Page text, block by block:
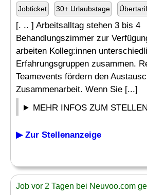
Jobticket 30+ Urlaubstage
[. .. ] Arbeitsalltag stehen 3 bis 4
Behandlungszimmer zur
arbeiten Kolleg:innen
Erfahrungsgruppen zusammen.
Teamevents fördern den
Zusammenarbeit. Wenn Sie [...]
MEHR INFOS ZUM
▶ Zur Stellenanzeige
Job vor 2 Tagen bei Neuvoo.com